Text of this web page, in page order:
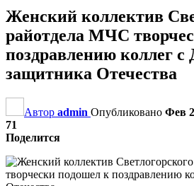
Женский коллектив
райотдела МЧС
поздравлению коллег с
защитника Отечества
Автор admin Опубликовано Фев
71
Поделится